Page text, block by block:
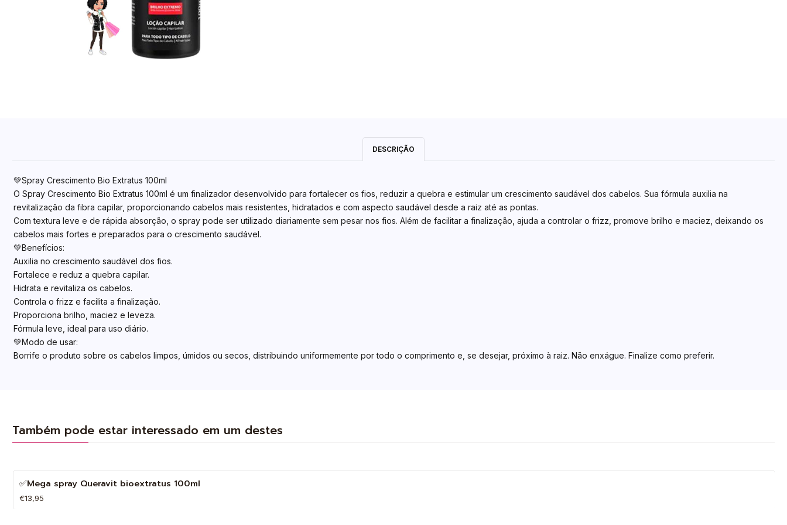
DESCRIÇÃO
💚Spray Crescimento Bio Extratus 100ml
O Spray Crescimento Bio Extratus 100ml é um finalizador desenvolvido para fortalecer os fios, reduzir a quebra e estimular um crescimento saudável dos cabelos. Sua fórmula auxilia na
revitalização da fibra capilar, proporcionando cabelos mais resistentes, hidratados e com aspecto saudável desde a raiz até as pontas.
Com textura leve e de rápida absorção, o spray pode ser utilizado diariamente sem pesar nos fios. Além de facilitar a finalização, ajuda a controlar o frizz, promove brilho e maciez, deixando os
cabelos mais fortes e preparados para o crescimento saudável.
💚Benefícios:
Auxilia no crescimento saudável dos fios.
Fortalece e reduz a quebra capilar.
Hidrata e revitaliza os cabelos.
Controla o frizz e facilita a finalização.
Proporciona brilho, maciez e leveza.
Fórmula leve, ideal para uso diário.
💚Modo de usar:
Borrife o produto sobre os cabelos limpos, úmidos ou secos, distribuindo uniformemente por todo o comprimento e, se desejar, próximo à raiz. Não enxágue. Finalize como preferir.
Também pode estar interessado em um destes
✅Mega spray Queravit bioextratus 100ml
€13,95